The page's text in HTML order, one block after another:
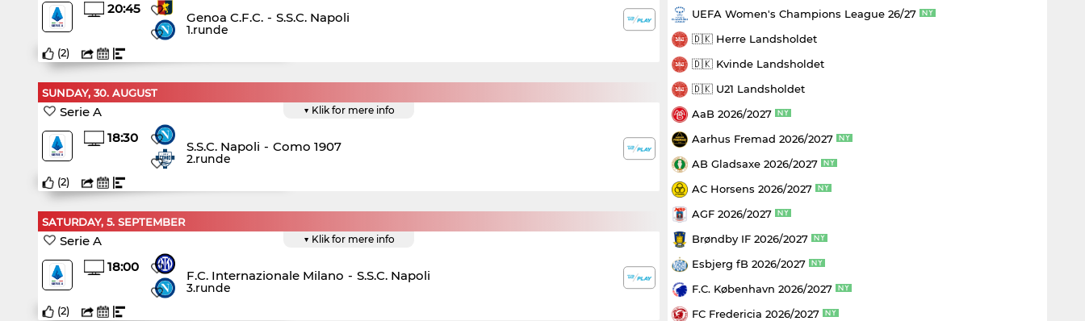
20:45
Genoa C.F.C. - S.S.C. Napoli
1.runde
(2)
SUNDAY, 30. AUGUST
▼ Klik for mere info
Serie A
18:30
S.S.C. Napoli - Como 1907
2.runde
(2)
SATURDAY, 5. SEPTEMBER
▼ Klik for mere info
Serie A
18:00
F.C. Internazionale Milano - S.S.C. Napoli
3.runde
(2)
UEFA Women's Champions League 26/27
🇩🇰 Herre Landsholdet
🇩🇰 Kvinde Landsholdet
🇩🇰 U21 Landsholdet
AaB 2026/2027
Aarhus Fremad 2026/2027
AB Gladsaxe 2026/2027
AC Horsens 2026/2027
AGF 2026/2027
Brøndby IF 2026/2027
Esbjerg fB 2026/2027
F.C. København 2026/2027
FC Fredericia 2026/2027